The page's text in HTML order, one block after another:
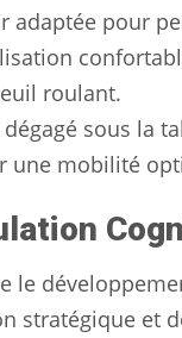
adaptée pour
roulant.
dégagé sous la
une mobilité
le
stratégique et